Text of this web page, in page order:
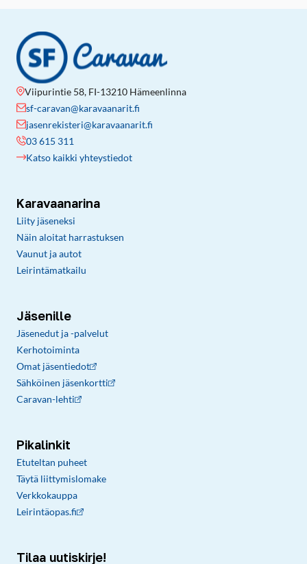
Viipurintie 58, FI-13210 Hämeenlinna
sf-caravan@karavaanarit.fi
jasenrekisteri@karavaanarit.fi
03 615 311
Katso kaikki yhteystiedot
Karavaanarina
Liity jäseneksi
Näin aloitat harrastuksen
Vaunut ja autot
Leirintämatkailu
Jäsenille
Jäsenedut ja -palvelut
Kerhotoiminta
Omat jäsentiedot
Sähköinen jäsenkortti
Caravan-lehti
Pikalinkit
Etuteltan puheet
Täytä liittymislomake
Verkkokauppa
Leirintäopas.fi
Tilaa uutiskirje!